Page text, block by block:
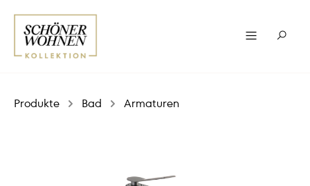
Produkte Bad Armaturen